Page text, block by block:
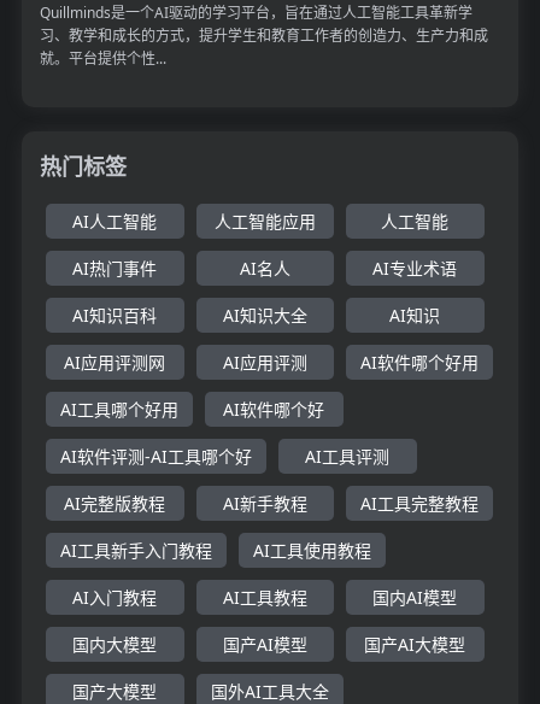
Quillminds是一个AI驱动的学习平台，旨在通过人工智能工具革新学
习、教学和成长的方式，提升学生和教育工作者的创造力、生产力和成
就。平台提供个性...
热门标签
AI人工智能 人工智能应用 人工智能
AI热门事件 AI名人 AI专业术语
AI知识百科 AI知识大全 AI知识
AI应用评测网 AI应用评测 AI软件哪个好用
AI工具哪个好用 AI软件哪个好
AI软件评测-AI工具哪个好 AI工具评测
AI完整版教程 AI新手教程 AI工具完整教程
AI工具新手入门教程 AI工具使用教程
AI入门教程 AI工具教程 国内AI模型
国内大模型 国产AI模型 国产AI大模型
国产大模型 国外AI工具大全